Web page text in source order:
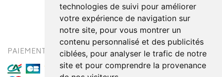
technologies de suivi pour améliorer
votre expérience de navigation sur
notre site, pour vous montrer un
contenu personnalisé et des publicités
ciblées, pour analyser le trafic de notre
site et pour comprendre la provenance
PAIEMENT SÉCURISÉ MODES DE LIVRAISON